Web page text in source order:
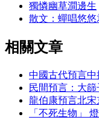
獨憐幽草澗邊生
散文：蟬唱悠悠
相關文章
中國古代預言中
民間預言：大
龍伯康預言北
「不死生物」